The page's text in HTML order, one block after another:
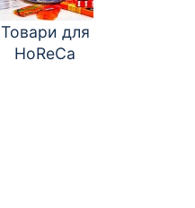
Товари для
HoReCa